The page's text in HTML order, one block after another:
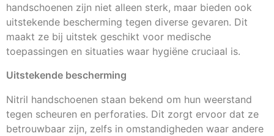
handschoenen zijn niet alleen sterk, maar bieden ook
uitstekende bescherming tegen diverse gevaren. Dit
maakt ze bij uitstek geschikt voor medische
toepassingen en situaties waar hygiëne cruciaal is.
Uitstekende bescherming
Nitril handschoenen staan bekend om hun weerstand
tegen scheuren en perforaties. Dit zorgt ervoor dat ze
betrouwbaar zijn, zelfs in omstandigheden waar andere